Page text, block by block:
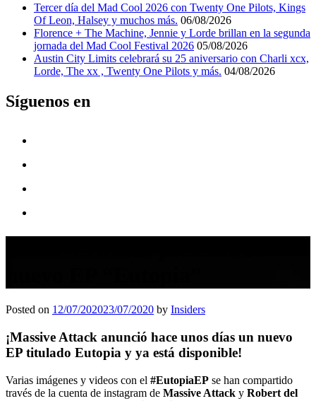
Tercer día del Mad Cool 2026 con Twenty One Pilots, Kings
Of Leon, Halsey y muchos más. 06/08/2026
Florence + The Machine, Jennie y Lorde brillan en la segunda
jornada del Mad Cool Festival 2026 05/08/2026
Austin City Limits celebrará su 25 aniversario con Charli xcx,
Lorde, The xx , Twenty One Pilots y más. 04/08/2026
Síguenos en
Posted on 12/07/202023/07/2020 by Insiders
¡Massive Attack anunció hace unos días un nuevo
EP titulado Eutopia y ya está disponible!
Varias imágenes y videos con el #EutopiaEP se han compartido
través de la cuenta de instagram de Massive Attack y Robert del